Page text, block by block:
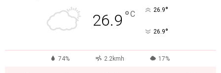
26.9 °C 26.9°
26.9°
74% 2.2kmh 17%